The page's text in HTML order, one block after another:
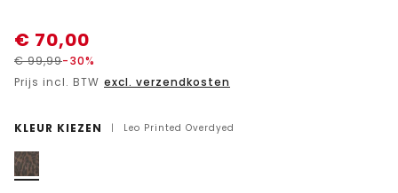
€ 70,00
€99,99-30%
Prijs incl. BTW excl. verzendkosten
KLEUR KIEZEN | Leo Printed Overdyed